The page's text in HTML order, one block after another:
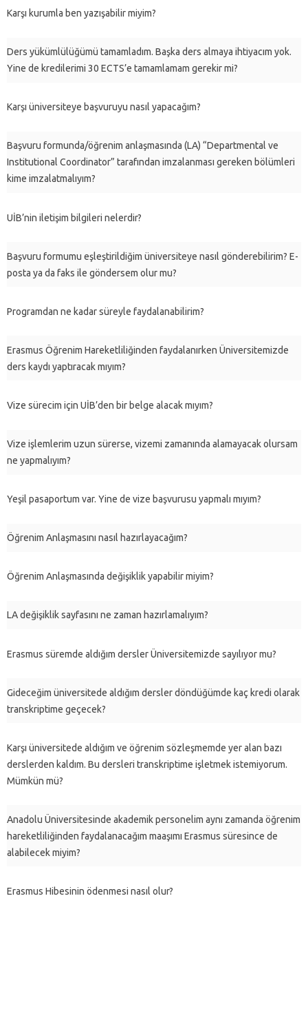
Karşı kurumla ben yazışabilir miyim?
Ders yükümlülüğümü tamamladım. Başka ders almaya ihtiyacım yok.
Yine de kredilerimi 30 ECTS’e tamamlamam gerekir mi?
Karşı üniversiteye başvuruyu nasıl yapacağım?
Başvuru formunda/öğrenim anlaşmasında (LA) “Departmental ve
Institutional Coordinator” tarafından imzalanması gereken bölümleri
kime imzalatmalıyım?
UİB’nin iletişim bilgileri nelerdir?
Başvuru formumu eşleştirildiğim üniversiteye nasıl gönderebilirim? E-
posta ya da faks ile göndersem olur mu?
Programdan ne kadar süreyle faydalanabilirim?
Erasmus Öğrenim Hareketliliğinden faydalanırken Üniversitemizde
ders kaydı yaptıracak mıyım?
Vize sürecim için UİB’den bir belge alacak mıyım?
Vize işlemlerim uzun sürerse, vizemi zamanında alamayacak olursam
ne yapmalıyım?
Yeşil pasaportum var. Yine de vize başvurusu yapmalı mıyım?
Öğrenim Anlaşmasını nasıl hazırlayacağım?
Öğrenim Anlaşmasında değişiklik yapabilir miyim?
LA değişiklik sayfasını ne zaman hazırlamalıyım?
Erasmus süremde aldığım dersler Üniversitemizde sayılıyor mu?
Gideceğim üniversitede aldığım dersler döndüğümde kaç kredi olarak
transkriptime geçecek?
Karşı üniversitede aldığım ve öğrenim sözleşmemde yer alan bazı
derslerden kaldım. Bu dersleri transkriptime işletmek istemiyorum.
Mümkün mü?
Anadolu Üniversitesinde akademik personelim aynı zamanda öğrenim
hareketliliğinden faydalanacağım maaşımı Erasmus süresince de
alabilecek miyim?
Erasmus Hibesinin ödenmesi nasıl olur?